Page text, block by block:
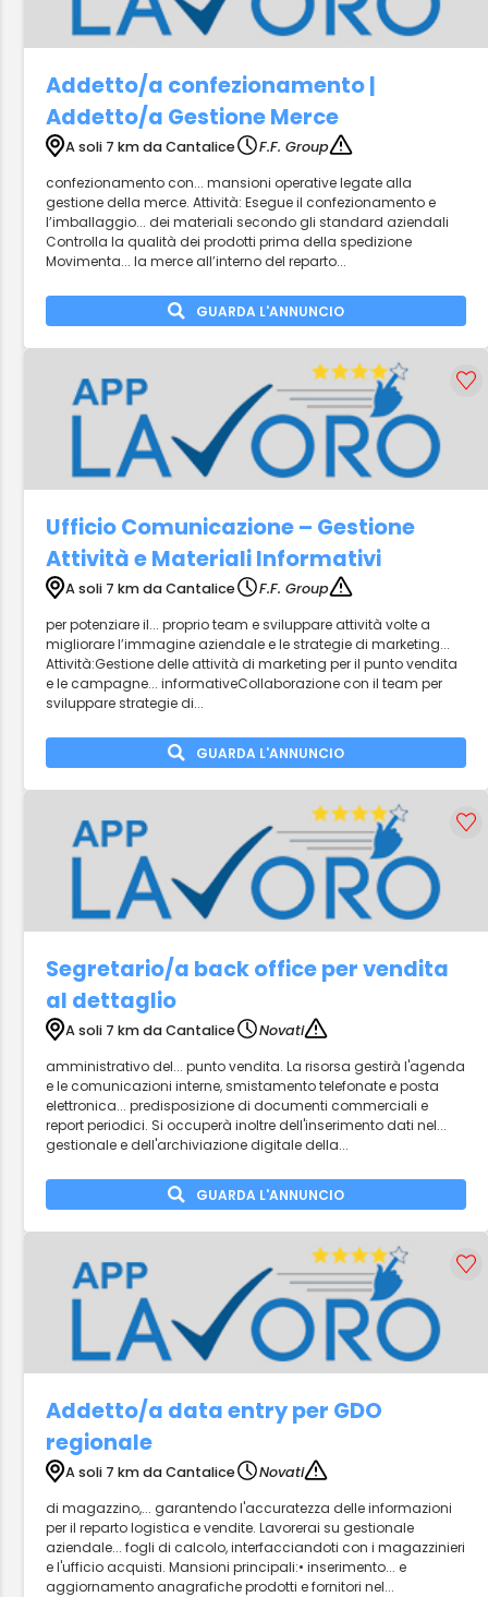
Addetto/a confezionamento |
Addetto/a Gestione Merce
A soli 7 km da Cantalice
F.F. Group
confezionamento con... mansioni operative legate alla
gestione della merce. Attività: Esegue il confezionamento e
l’imballaggio... dei materiali secondo gli standard aziendali
Controlla la qualità dei prodotti prima della spedizione
Movimenta... la merce all’interno del reparto...
GUARDA L'ANNUNCIO
Ufficio Comunicazione – Gestione
Attività e Materiali Informativi
A soli 7 km da Cantalice
F.F. Group
per potenziare il... proprio team e sviluppare attività volte a
migliorare l’immagine aziendale e le strategie di marketing...
Attività:Gestione delle attività di marketing per il punto vendita
e le campagne... informativeCollaborazione con il team per
sviluppare strategie di...
GUARDA L'ANNUNCIO
Segretario/a back office per vendita
al dettaglio
A soli 7 km da Cantalice
Novati
amministrativo del... punto vendita. La risorsa gestirà l'agenda
e le comunicazioni interne, smistamento telefonate e posta
elettronica... predisposizione di documenti commerciali e
report periodici. Si occuperà inoltre dell'inserimento dati nel...
gestionale e dell'archiviazione digitale della...
GUARDA L'ANNUNCIO
Addetto/a data entry per GDO
regionale
A soli 7 km da Cantalice
Novati
di magazzino,... garantendo l'accuratezza delle informazioni
per il reparto logistica e vendite. Lavorerai su gestionale
aziendale... fogli di calcolo, interfacciandoti con i magazzinieri
e l'ufficio acquisti. Mansioni principali:• inserimento... e
aggiornamento anagrafiche prodotti e fornitori nel...